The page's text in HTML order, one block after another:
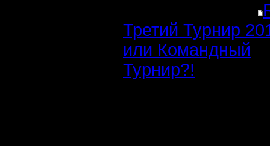
Третий Турнир
или Командный
Турнир?!